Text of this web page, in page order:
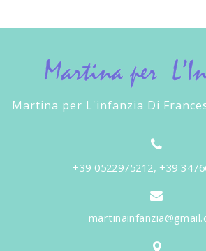
Martina per L'infanzia Di
+39 0522975212, +39